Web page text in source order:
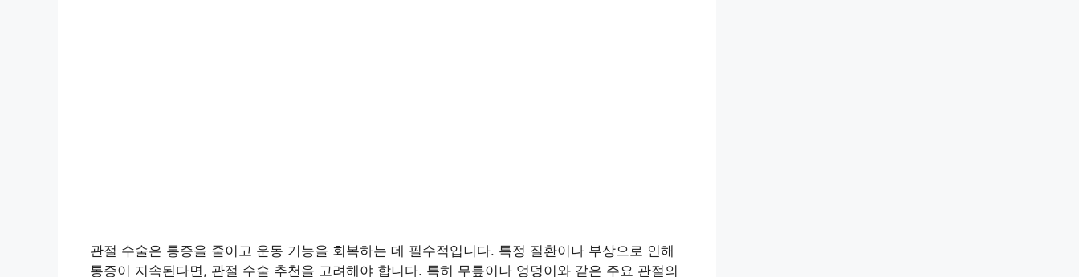
관절 수술은 통증을 줄이고 운동 기능을 회복하는 데 필수적입니다. 특정 질환이나 부상으로 인해
통증이 지속된다면, 관절 수술 추천을 고려해야 합니다. 특히 무릎이나 엉덩이와 같은 주요 관절의